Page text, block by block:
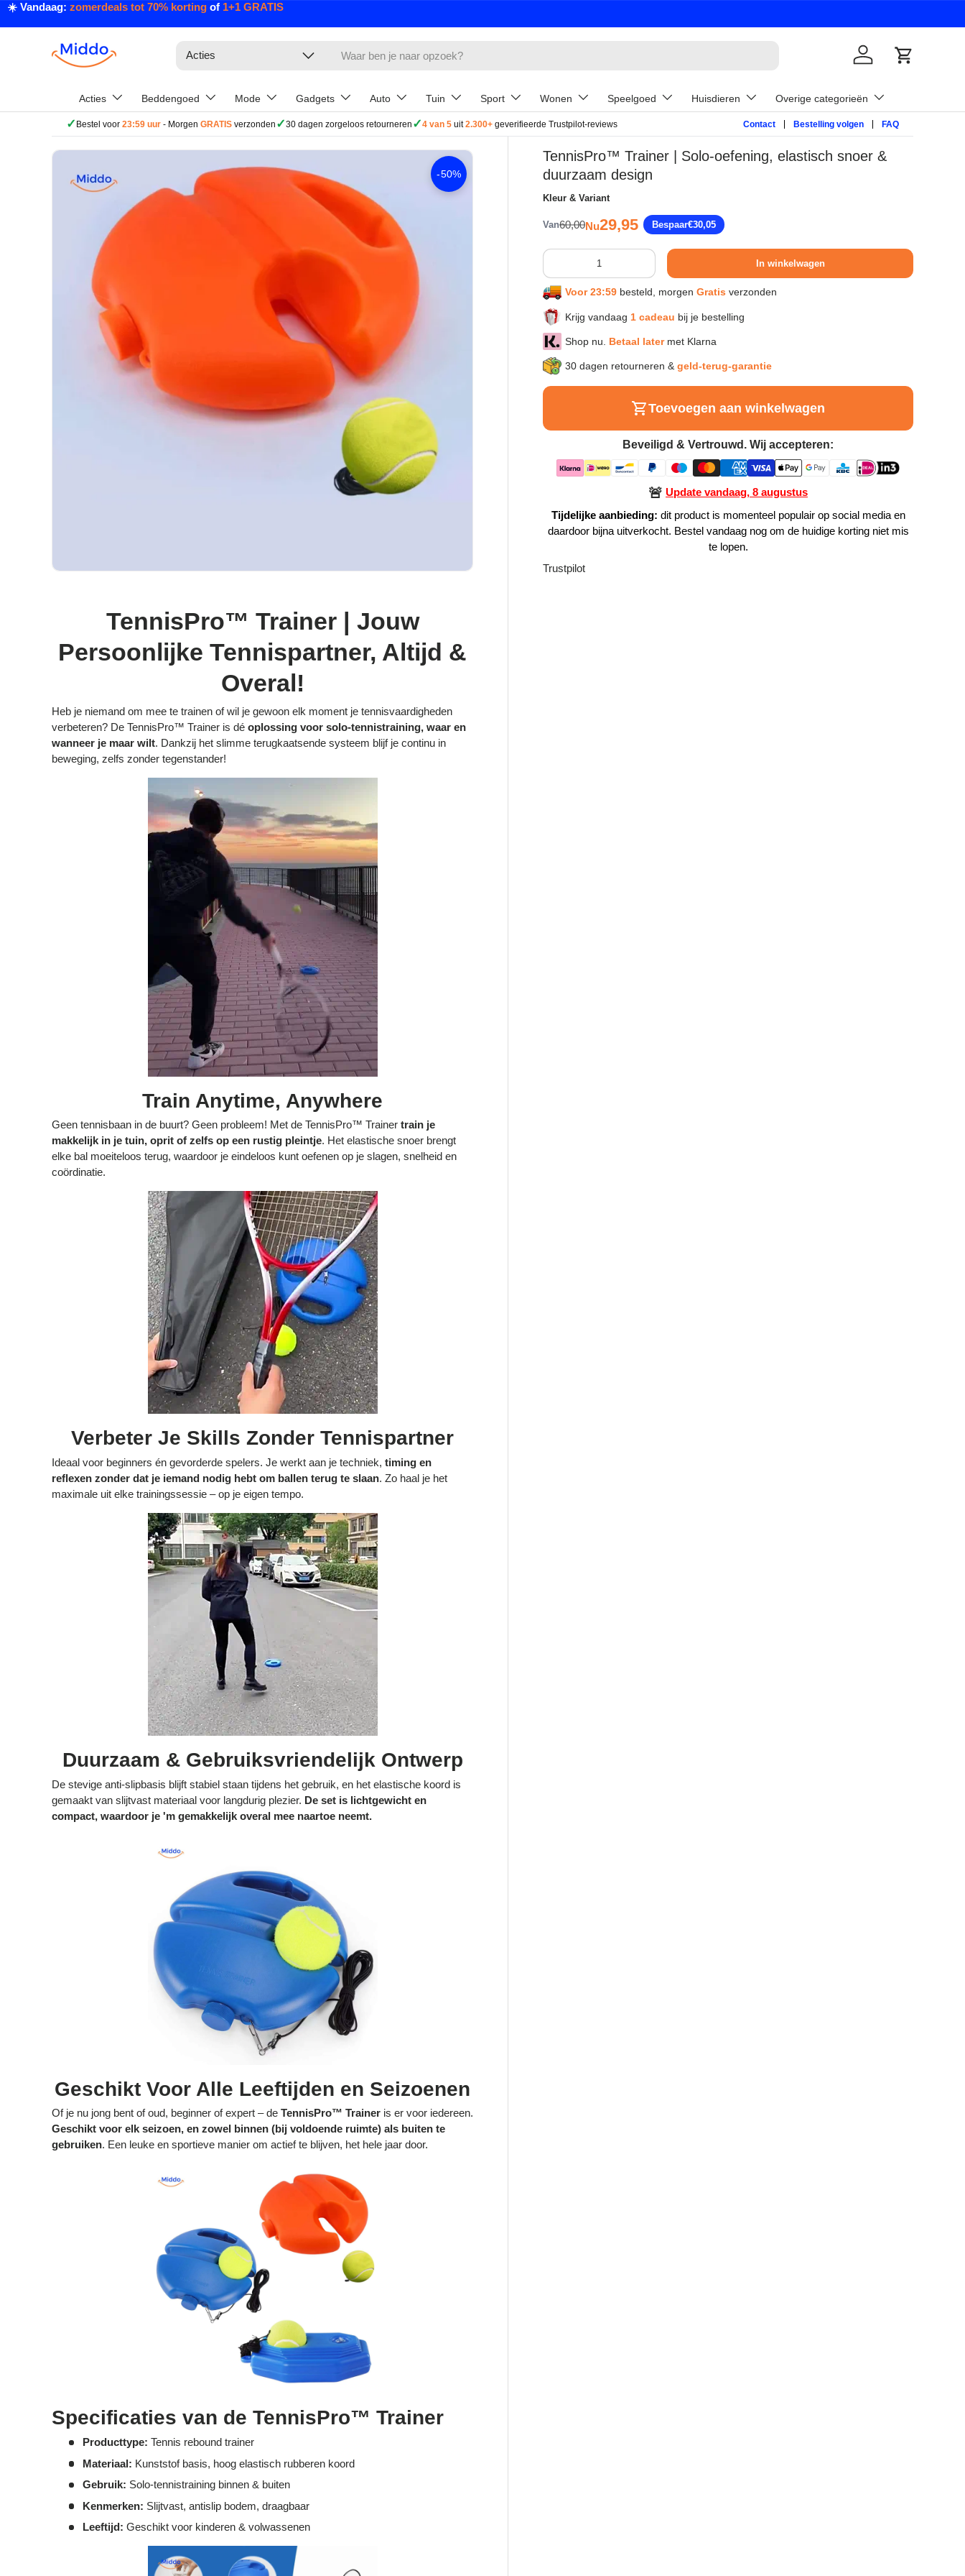
Ga naar inhoud
☀️ Vandaag: zomerdeals tot 70% korting of 1+1 GRATIS
Acties InloggenWinkelwagen
Acties Beddengoed Mode Gadgets Auto Tuin Sport Wonen Speelgoed Huisdieren Overige categorieën
✓ Bestel voor 23:59 uur - Morgen GRATIS verzonden ✓30 dagen zorgeloos retourneren ✓4 van 5 uit2.300+ geverifieerde Trustpilot-reviews Contact Bestelling volgen FAQ
Ga direct naar productinformatie -50%
TennisPro™ Trainer | Solo-oefening, elastisch snoer &
duurzaam design
Kleur & Variant
VanReguliere prijs
60,00Verkoopprijs
Nu29,95 Bespaar€30,05
Aantal
In winkelwagen
Voor 23:59 besteld, morgen Gratis verzonden
Krijg vandaag 1 cadeau bij je bestelling
Shop nu. Betaal latermet Klarna
30 dagen retourneren & geld-terug-garantie
Toevoegen aan winkelwagen
Beveiligd & Vertrouwd. Wij accepteren:
🚨 Update vandaag, 8 augustus
Tijdelijke aanbieding: dit product is momenteel populair op social media en
daardoor bijna uitverkocht. Bestel vandaag nog om de huidige korting niet mis
te lopen.
Trustpilot
TennisPro™ Trainer | Jouw
Persoonlijke Tennispartner, Altijd &
Overal!
Heb je niemand om mee te trainen of wil je gewoon elk moment je tennisvaardigheden
verbeteren? De TennisPro™ Trainer is dé oplossing voor solo-tennistraining, waar en
wanneer je maar wilt. Dankzij het slimme terugkaatsende systeem blijf je continu in
beweging, zelfs zonder tegenstander!
Train Anytime, Anywhere
Geen tennisbaan in de buurt? Geen probleem! Met de TennisPro™ Trainer train je
makkelijk in je tuin, oprit of zelfs op een rustig pleintje. Het elastische snoer brengt
elke bal moeiteloos terug, waardoor je eindeloos kunt oefenen op je slagen, snelheid en
coördinatie.
Verbeter Je Skills Zonder Tennispartner
Ideaal voor beginners én gevorderde spelers. Je werkt aan je techniek, timing en
reflexen zonder dat je iemand nodig hebt om ballen terug te slaan. Zo haal je het
maximale uit elke trainingssessie – op je eigen tempo.
Duurzaam & Gebruiksvriendelijk Ontwerp
De stevige anti-slipbasis blijft stabiel staan tijdens het gebruik, en het elastische koord is
gemaakt van slijtvast materiaal voor langdurig plezier. De set is lichtgewicht en
compact, waardoor je 'm gemakkelijk overal mee naartoe neemt.
Geschikt Voor Alle Leeftijden en Seizoenen
Of je nu jong bent of oud, beginner of expert – de TennisPro™ Trainer is er voor iedereen.
Geschikt voor elk seizoen, en zowel binnen (bij voldoende ruimte) als buiten te
gebruiken. Een leuke en sportieve manier om actief te blijven, het hele jaar door.
Specificaties van de TennisPro™ Trainer
Producttype: Tennis rebound trainer
Materiaal: Kunststof basis, hoog elastisch rubberen koord
Gebruik: Solo-tennistraining binnen & buiten
Kenmerken: Slijtvast, antislip bodem, draagbaar
Leeftijd: Geschikt voor kinderen & volwassenen